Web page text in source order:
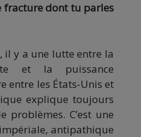
fracture dont tu parles
il y a une lutte entre la
et la puissance
entre les États-Unis et
explique toujours
problèmes. C’est une
antipathique